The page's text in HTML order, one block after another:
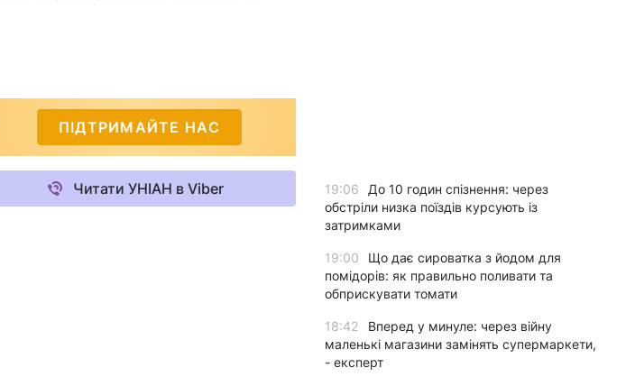
ПІДТРИМАЙТЕ НАС
Читати УНІАН в Viber 19:06
До 10 годин спізнення: через
обстріли низка поїздів курсують із
затримками
19:00
Що дає сироватка з йодом для
помідорів: як правильно поливати та
обприскувати томати
18:42
Вперед у минуле: через війну
маленькі магазини замінять супермаркети,
- експерт